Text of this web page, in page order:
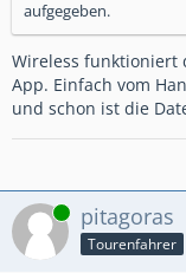
aufgegeben.
Wireless funktioniert
App. Einfach vom
und schon ist die
Afrika Twin, 2018er
----------------
Online pitagoras
Tourenfahrer